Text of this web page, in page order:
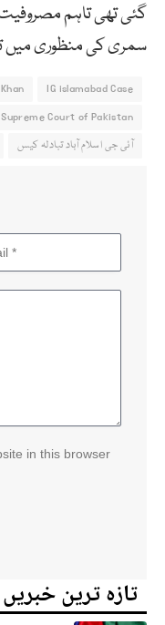
گئی تھی تاہم
سمری کی منظوری میں
IG islamabad Case
Supreme Court of Pakistan
آئی جی اسلام آباد تبادلہ کیس
in this browser
تازہ ترین خبریں